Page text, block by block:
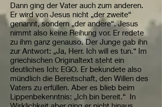
Dann ging der Vater auch zum anderen.
Er wird von Jesus nicht „der zweite“
genannt, sondern „der andere“. Jesus
nimmt also keine Reihung vor. Er redete
zu ihm ganz genauso. Der Junge gab ihn
zur Antwort: „Ja, Herr. Ich will es tun.“ Im
griechischen Originaltext steht ein
deutliches Ich: EGO. Er bekundete also
mündlich die Bereitschaft, den Willen des
Vaters zu erfüllen. Aber es blieb beim
Lippenbekenntnis: „Ich bin bereit.“ In